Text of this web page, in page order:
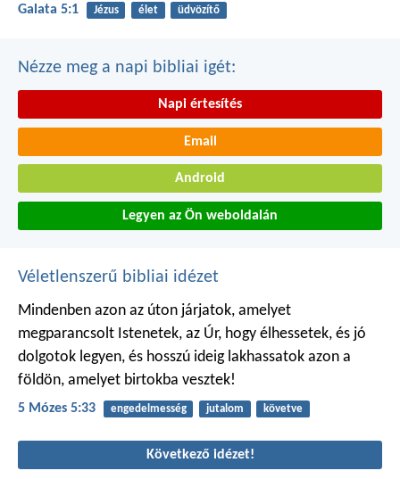
Galata 5:1 Jézus élet üdvözítő
Nézze meg a napi bibliai igét:
Napi értesítés
Email
Android
Legyen az Ön weboldalán
Véletlenszerű bibliai idézet
Mindenben azon az úton járjatok, amelyet
megparancsolt Istenetek, az Úr, hogy élhessetek, és jó
dolgotok legyen, és hosszú ideig lakhassatok azon a
földön, amelyet birtokba vesztek!
5 Mózes 5:33 engedelmesség jutalom követve
Következő idézet!